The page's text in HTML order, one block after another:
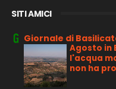
SITI AMICI
Giornale di
Agosto in
l'acqua
non ha